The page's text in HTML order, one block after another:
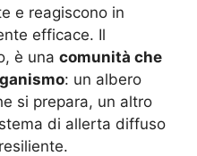
e reagiscono in
efficace. Il
è una comunità che
: un albero
si prepara, un altro
di allerta diffuso